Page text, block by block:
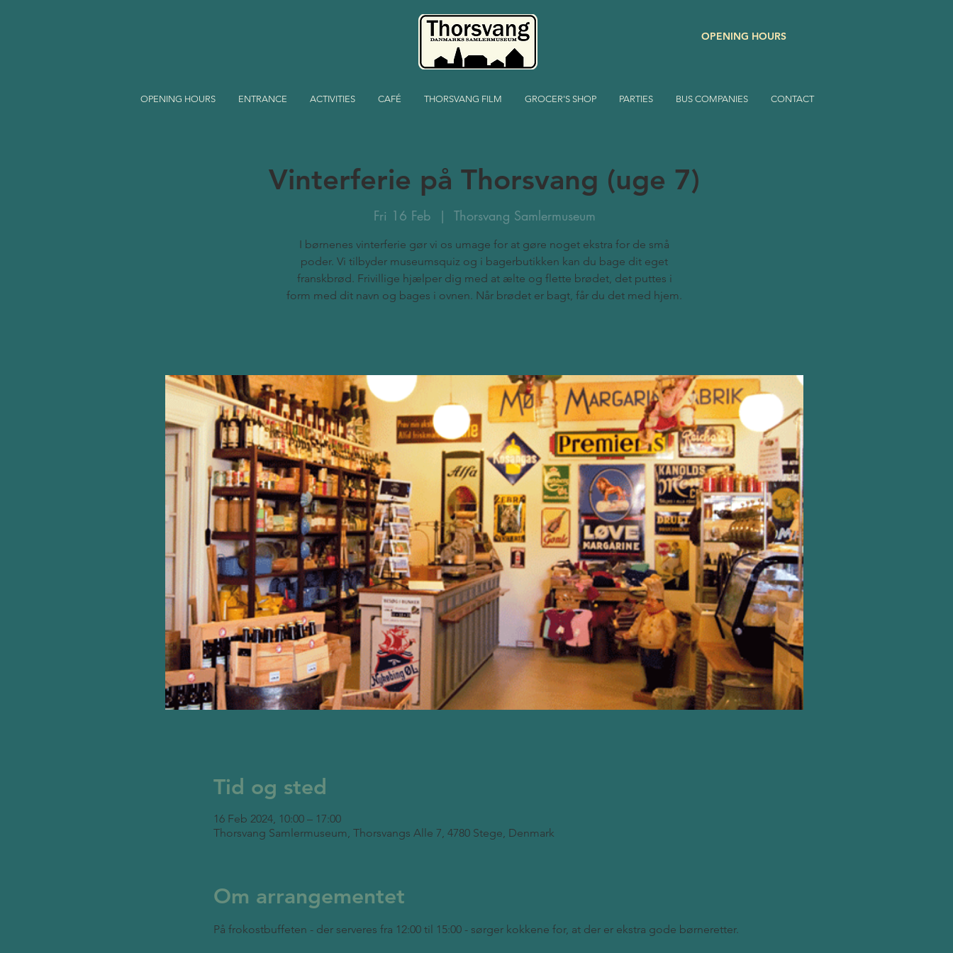
OPENING HOURS
OPENING HOURS ENTRANCE ACTIVITIES CAFÉ THORSVANG FILM GROCER'S SHOP PARTIES BUS COMPANIES CONTACT
Vinterferie på Thorsvang (uge 7)
Fri 16 Feb
  |
Thorsvang Samlermuseum
I børnenes vinterferie gør vi os umage for at gøre noget ekstra for de små
poder. Vi tilbyder museumsquiz og i bagerbutikken kan du bage dit eget
franskbrød. Frivillige hjælper dig med at ælte og flette brødet, det puttes i
form med dit navn og bages i ovnen. Når brødet er bagt, får du det med hjem.
Tid og sted
16 Feb 2024, 10:00 – 17:00
Thorsvang Samlermuseum, Thorsvangs Alle 7, 4780 Stege, Denmark
Om arrangementet
På frokostbuffeten - der serveres fra 12:00 til 15:00 - sørger kokkene for, at der er ekstra gode børneretter.